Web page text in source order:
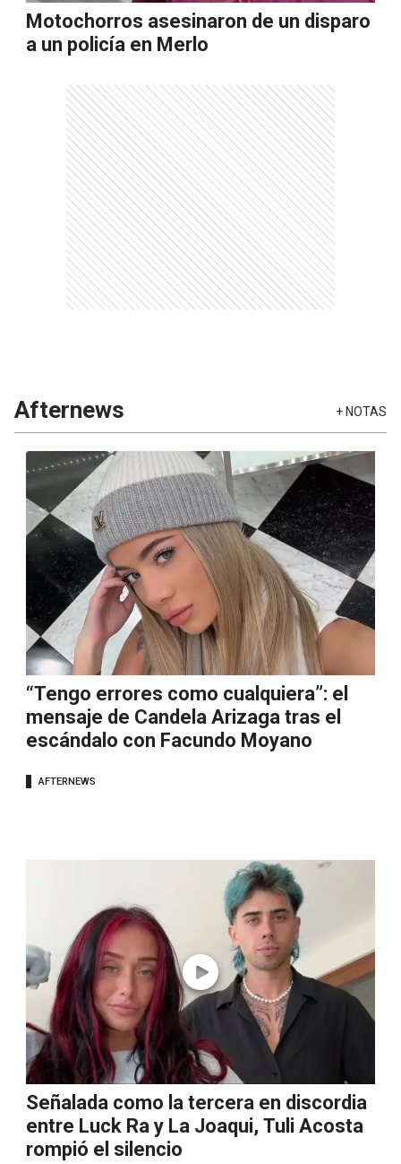
Motochorros asesinaron de un disparo
a un policía en Merlo
Afternews + NOTAS
“Tengo errores como cualquiera”: el
mensaje de Candela Arizaga tras el
escándalo con Facundo Moyano
AFTERNEWS
Señalada como la tercera en discordia
entre Luck Ra y La Joaqui, Tuli Acosta
rompió el silencio